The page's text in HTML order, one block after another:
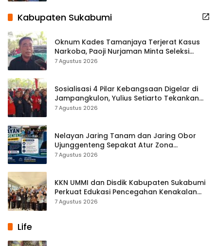
Kabupaten Sukabumi
Oknum Kades Tamanjaya Terjerat Kasus
Narkoba, Paoji Nurjaman Minta Seleksi
Calon Kades Diperketat
7 Agustus 2026
Sosialisasi 4 Pilar Kebangsaan Digelar di
Jampangkulon, Yulius Setiarto Tekankan
Pentingnya Persatuan
7 Agustus 2026
Nelayan Jaring Tanam dan Jaring Obor
Ujunggenteng Sepakat Atur Zona
Penangkapan
7 Agustus 2026
KKN UMMI dan Disdik Kabupaten Sukabumi
Perkuat Edukasi Pencegahan Kenakalan
Remaja di SMPN 2 Tegalbuleud
7 Agustus 2026
Life